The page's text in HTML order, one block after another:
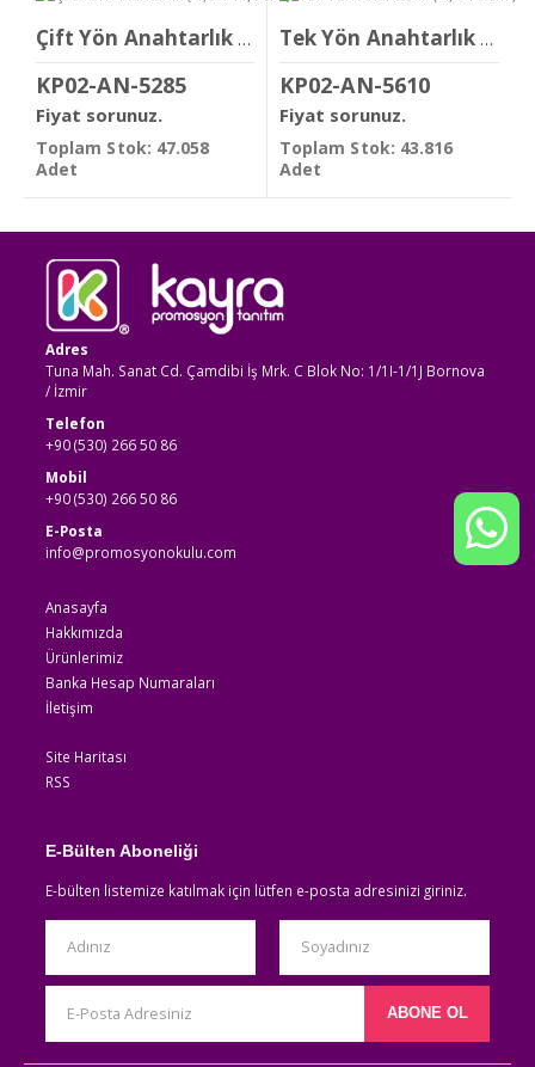
Çift Yön Anahtarlık ( 1,8 x 11,6 cm )
KP02-AN-5285
Fiyat sorunuz.
Toplam Stok: 47.058
Adet
Tek Yön Anahtarlık ( 4,4 x 8 cm )
KP02-AN-5610
Fiyat sorunuz.
Toplam Stok: 43.816
Adet
Adres
Tuna Mah. Sanat Cd. Çamdibi İş Mrk. C Blok No: 1/1I-1/1J Bornova
/ İzmir
Telefon
+90 (530) 266 50 86
Mobil
+90 (530) 266 50 86
E-Posta
info@promosyonokulu.com
Anasayfa
Hakkımızda
Ürünlerimiz
Banka Hesap Numaraları
İletişim
Site Haritası
RSS
E-Bülten Aboneliği
E-bülten listemize katılmak için lütfen e-posta adresinizi giriniz.